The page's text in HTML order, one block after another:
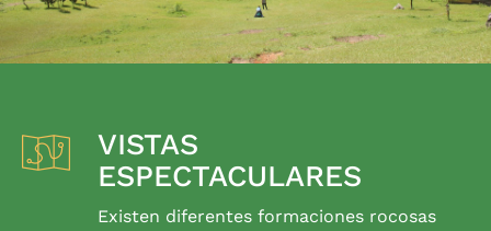
VISTAS
ESPECTACULARES
Existen diferentes formaciones rocosas